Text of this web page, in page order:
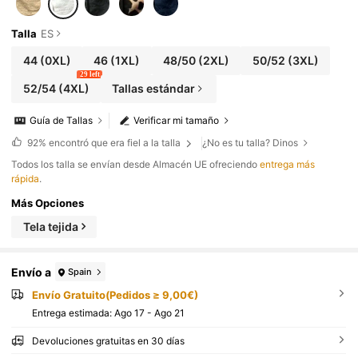
Talla ES
44(0XL) 46 (1XL) 48/50(2XL) 50/52 (3XL)
52/54(4XL)
29 left
Tallas estándar
Verificar mi tamaño
Guía de Tallas
92% encontró que era fiel a la talla
¿No es tu talla? Dinos
Todos los talla se envían desde Almacén UE ofreciendoentrega más
rápida.
Más Opciones
Tela tejida
Envío a Spain
Envío Gratuito(Pedidos ≥ 9,00€)
Entrega estimada: Ago 17 - Ago 21
Devoluciones gratuitas en 30 días